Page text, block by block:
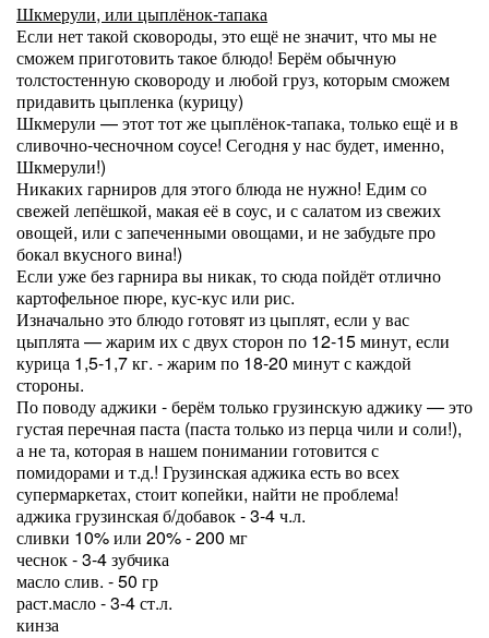
Шкмерули, или цыплёнок-тапака
Если нет такой сковороды, это ещё не значит, что мы не
сможем приготовить такое блюдо! Берём обычную
толстостенную сковороду и любой груз, которым сможем
придавить цыпленка (курицу)
Шкмерули — этот тот же цыплёнок-тапака, только ещё и в
сливочно-чесночном соусе! Сегодня у нас будет, именно,
Шкмерули!)
Никаких гарниров для этого блюда не нужно! Едим со
свежей лепёшкой, макая её в соус, и с салатом из свежих
овощей, или с запеченными овощами, и не забудьте про
бокал вкусного вина!)
Если уже без гарнира вы никак, то сюда пойдёт отлично
картофельное пюре, кус-кус или рис.
Изначально это блюдо готовят из цыплят, если у вас
цыплята — жарим их с двух сторон по 12-15 минут, если
курица 1,5-1,7 кг. - жарим по 18-20 минут с каждой
стороны.
По поводу аджики - берём только грузинскую аджику — это
густая перечная паста (паста только из перца чили и соли!),
а не та, которая в нашем понимании готовится с
помидорами и т.д.! Грузинская аджика есть во всех
супермаркетах, стоит копейки, найти не проблема!
аджика грузинская б/добавок - 3-4 ч.л.
сливки 10% или 20% - 200 мг
чеснок - 3-4 зубчика
масло слив. - 50 гр
раст.масло - 3-4 ст.л.
кинза